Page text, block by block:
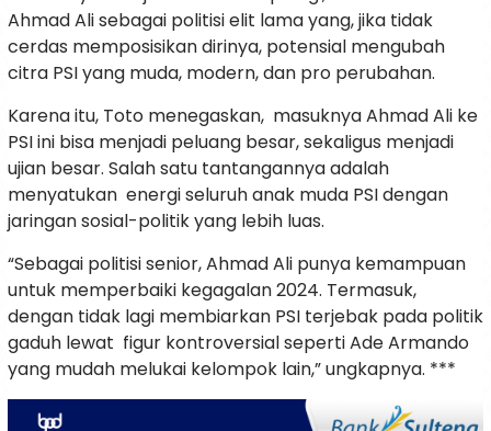
Ahmad Ali sebagai politisi elit lama yang, jika tidak
cerdas memposisikan dirinya, potensial mengubah
citra PSI yang muda, modern, dan pro perubahan.
Karena itu, Toto menegaskan, masuknya Ahmad Ali ke
PSI ini bisa menjadi peluang besar, sekaligus menjadi
ujian besar. Salah satu tantangannya adalah
menyatukan energi seluruh anak muda PSI dengan
jaringan sosial-politik yang lebih luas.
“Sebagai politisi senior, Ahmad Ali punya kemampuan
untuk memperbaiki kegagalan 2024. Termasuk,
dengan tidak lagi membiarkan PSI terjebak pada politik
gaduh lewat figur kontroversial seperti Ade Armando
yang mudah melukai kelompok lain,” ungkapnya. ***